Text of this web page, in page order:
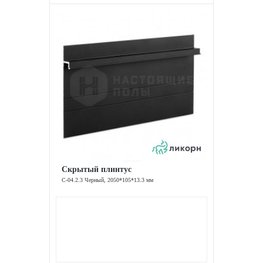
Скрытый плинтус
С-04.2.3 Черный, 2050*105*13.3 мм